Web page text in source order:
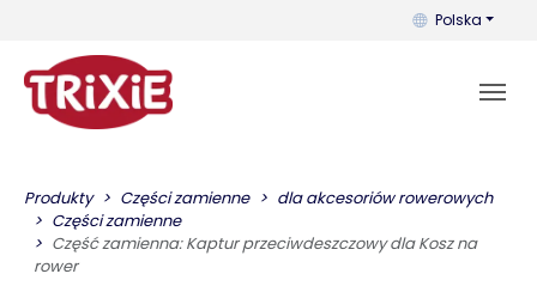
Możesz
Polska
Produkty Części zamienne
dla akcesoriów rowerowych
Części zamienne
Część zamienna: Kaptur przeciwdeszczowy dla Kosz na
rower